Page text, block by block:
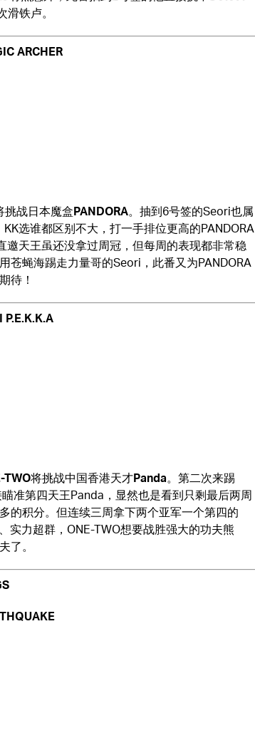
铁卢。
ARCHER
挑战日本魔盒PANDORA。抽到6号签的Seori也属
选谁都区别不大，打一手排位更高的PANDORA
邀天王虽还没拿过周冠，但每周的表现都非常稳
苍蝇海踢走力量哥的Seori，此番又为PANDORA
待！
P.E.K.K.A
TWO将挑战中国香港天才Panda。第二次来踢
准第四天王Panda，显然也是看到只剩最后两周
的积分。但连续三周拿下两个亚军一个第四的
实力超群，ONE-TWO想要战胜强大的功夫熊
了。